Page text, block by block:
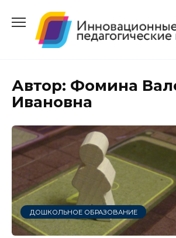
содержанию
Автор: Фомина
Ивановна
ДОШКОЛЬНОЕ ОБРАЗОВАНИЕ